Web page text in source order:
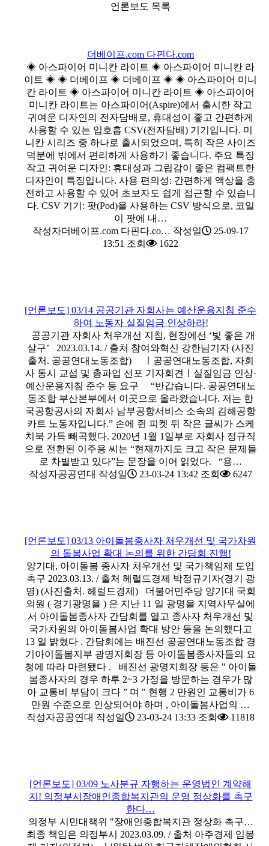
언론보도 목록
더베이프.com 다핀다.com
◈ 아스파이어 미니칸 라이트 ◈ 아스파이어 미니칸 라
이트 ◈ ◈ 더베이프 ◈ 더베이프 ◈ ◈ 아스파이어 미니
칸 라이트 ◈ 아스파이어 미니칸 라이트 ◈ 아스파이어
미니칸 라이트는 아스파이어(Aspire)에서 출시한 작고
귀여운 디자인의 전자담배로, 휴대성이 좋고 간편하게
사용할 수 있는 입호흡 CSV(전자담배) 기기입니다. 미
니칸 시리즈 중 하나로 출시되었으며, 특히 작은 사이즈
덕분에 밖에서 편리하게 사용하기 좋습니다. 주요 특징
작고 귀여운 디자인: 휴대성과 그립감이 좋은 컴팩트한
디자인이 특징입니다. 사용 편의성: 간편하게 액상을 충
전하고 사용할 수 있어 초보자도 쉽게 접근할 수 있습니
다. CSV 기기: 팟(Pod)을 사용하는 CSV 방식으로, 코일
이 팟에 내…
작성자더베이프.com 다핀다.co… 작성일
25-09-17
13:51 조회 1622
[언론보도] 03/14 공공기관 자회사는 예산운용지침 준수
하여 노동자 실질임금 인상하라!
공공기관 자회사 처우개선 지침, 현장에선 ‘빛 좋은 개
살구’ 2023.03.14. / 출처 참여와혁신 강한님기자 (사진
출처. 공공연대노동조합) ㅣ공공연대노동조합, 자회
사 동시 교섭 및 총파업 선포 기자회견ㅣ실질임금 인상·
예산운용지침 준수 등 요구 “반갑습니다. 공공연대노
동조합 부산본부에서 이곳으로 올라왔습니다. 저는 한
국공항공사의 자회사 남부공항서비스 소속의 김해공항
카트 노동자입니다.” 손에 쥔 피켓 뒤 작은 글씨가 스케
치북 가득 빼곡했다. 2020년 1월 1일부로 자회사 정규직
으로 전환된 이주용 씨는 “현재까지도 크고 작은 문제들
로 차별받고 있다”는 문장을 이어 읽었다. “용…
작성자공공연대 작성일 23-03-24 13:42 조회 6247
[언론보도] 03/13 아이돌봄종사자 처우개선 및 국가차원
의 돌봄사업 확대 논의를 위한 간담회 진행!
양기대, 아이돌봄 종사자 처우개선 및 국가책임제 도입
촉구 2023.03.13. / 출처 헤럴드경제 박정규기자(경기 광
명) (사진출처. 헤럴드경제) 더불어민주당 양기대 국회
의원 ( 경기광명을 ) 은 지난 11 일 광명을 지역사무실에
서 아이돌봄종사자 간담회를 열고 종사자 처우개선 및
국가차원의 아이돌봄사업 확대 방안 등을 논의했다고
13 일 밝혔다 . 간담회에는 배진선 공공연대노동조합 경
기아이돌봄지부 광명지회장 등 아이돌봄종사자들의 요
청에 따라 마련됐다 . 배진선 광명지회장 등은 " 아이돌
봄종사자의 경우 하루 2~3 가정을 방문하는 경우가 많
아 교통비 부담이 크다 ” 며 " 현행 2 만원인 교통비가 6
만원 수준으로 인상되어야 하며 , 아이돌봄사업의 …
작성자공공연대 작성일 23-03-24 13:33 조회 11818
[언론보도] 03/09 노사분규 자행하는 운영법인 계약해
지! 의정부시장애인종합복지관의 운영 정상화를 촉구
한다…
의정부 시민대책위 "장애인종합복지관 정상화 촉구…
최종 책임은 의정부시 2023.03.09. / 출처 아주경제 임봉